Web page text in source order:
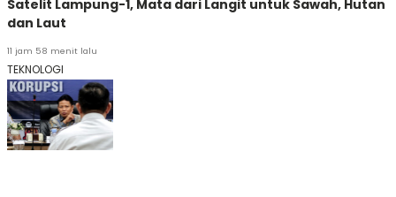
Satelit Lampung-1, Mata dari Langit untuk Sawah, Hutan
dan Laut
11 jam 58 menit lalu
TEKNOLOGI